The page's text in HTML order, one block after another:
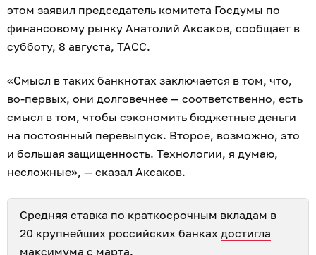
этом заявил председатель комитета Госдумы по
финансовому рынку Анатолий Аксаков, сообщает в
субботу, 8 августа, ТАСС.
«Смысл в таких банкнотах заключается в том, что,
во-первых, они долговечнее — соответственно, есть
смысл в том, чтобы сэкономить бюджетные деньги
на постоянный перевыпуск. Второе, возможно, это
и большая защищенность. Технологии, я думаю,
несложные», — сказал Аксаков.
Средняя ставка по краткосрочным вкладам в
20 крупнейших российских банках достигла
максимума с марта.